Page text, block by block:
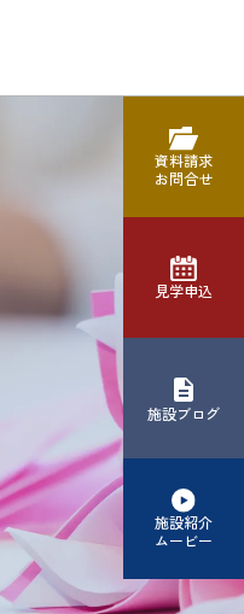
資料請求
お問合せ
見学申込
施設ブログ
施設紹介
ムービー